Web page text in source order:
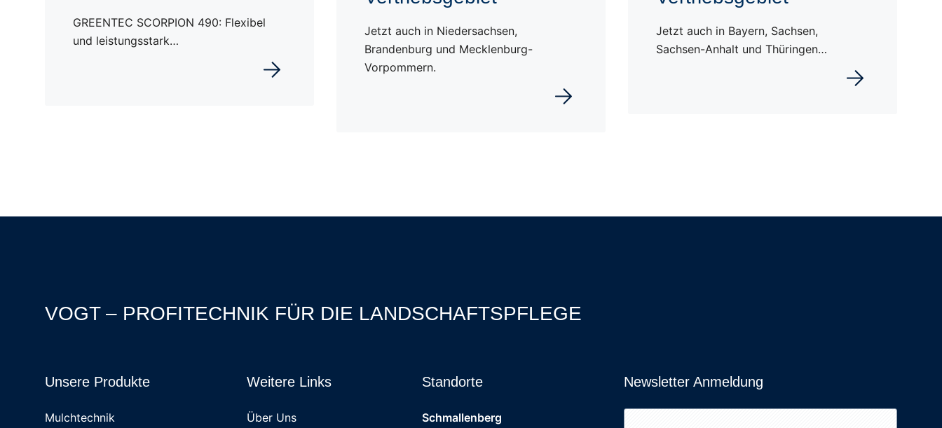
GREENTEC SCORPION 490: Flexibel
und leistungsstark…
Weiterlesen
Jetzt auch in Niedersachsen,
Brandenburg und Mecklenburg-
Vorpommern.
Weiterlesen
Jetzt auch in Bayern, Sachsen,
Sachsen-Anhalt und Thüringen…
Weiterlesen
VOGT – PROFITECHNIK FÜR DIE LANDSCHAFTSPFLEGE
Unsere Produkte
Mulchtechnik
Weitere Links
Über Uns
Standorte
Schmallenberg
Newsletter Anmeldung